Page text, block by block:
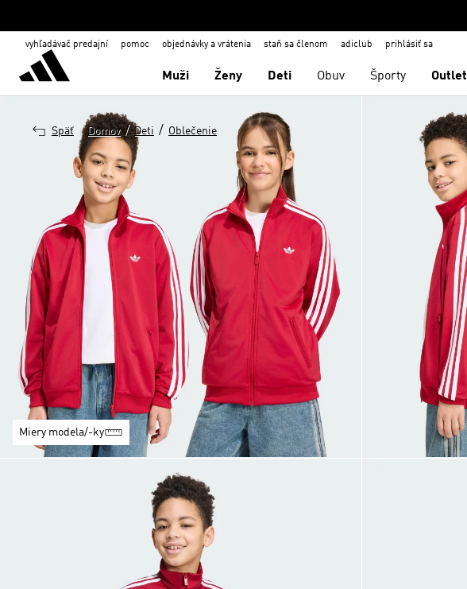
vyhľadávač predajní pomoc objednávky a vrátenia staň sa členom adiclub prihlásiť sa
Muži Ženy Deti Obuv Športy Outlet
Späť Domov / Deti / Oblečenie
Miery modela/-ky